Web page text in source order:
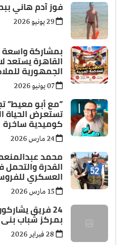
فوز آدم هاني
بمشاركة واسعة
القاهرة يستعد
الجمهورية
07 يونيو 2026
”مع أبو معيط”
تستعرض الحياة
كوميدية ساخرة
محمد
القدرة والتحمل
العسكري
24 فريق
بمركز شباب